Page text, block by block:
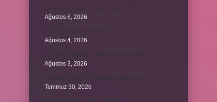
Ağustos 6, 2026
Ağustos 4, 2026
Ağustos 3, 2026
Temmuz 30, 2026